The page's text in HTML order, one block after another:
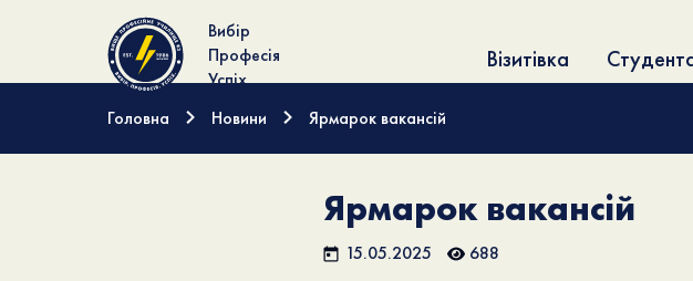
Вибір
Професія
Успіх
Візитівка
Головна Новини Ярмарок вакансій
Ярмарок вакансій
15.05.2025 688